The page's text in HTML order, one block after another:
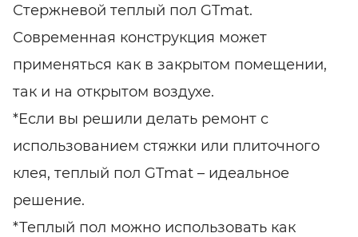
Стержневой теплый пол GTmat.
Современная конструкция может
применяться как в закрытом помещении,
так и на открытом воздухе.
*Если вы решили делать ремонт с
использованием стяжки или плиточного
клея, теплый пол GTmat – идеальное
решение.
*Теплый пол можно использовать как